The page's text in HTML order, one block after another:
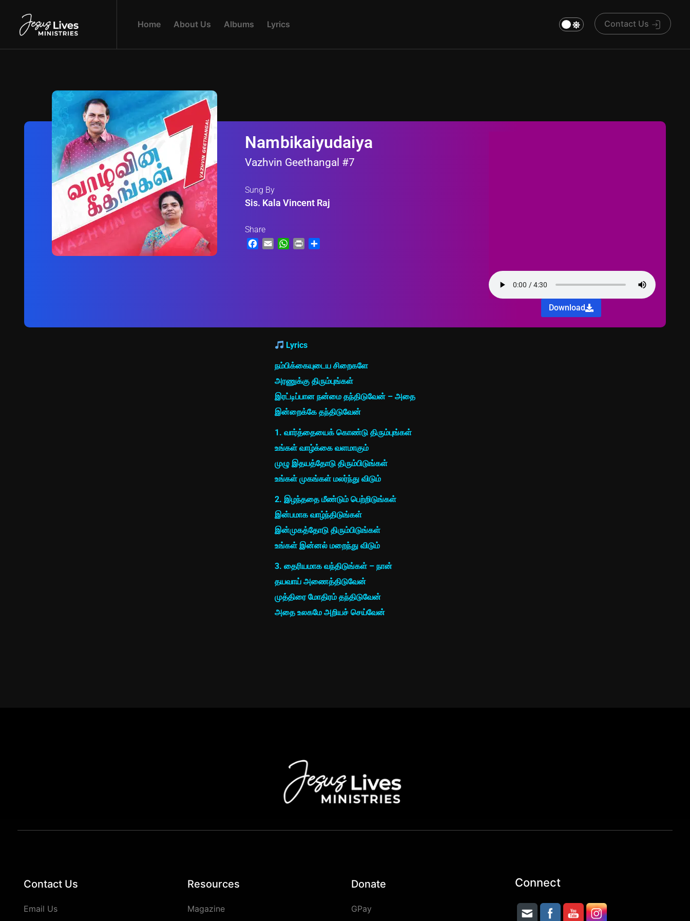
HOME ABOUT US ALBUMS LYRICS Contact Us
Nambikaiyudaiya
Vazhvin Geethangal #7
Sung By
Sis. Kala Vincent Raj
Share
Facebook
Email WhatsApp
Print
Download
Lyrics
நம்பிக்கையுடைய சிறைகளே
அரணுக்கு திரும்புங்கள்
இரட்டிப்பான நன்மை தந்திடுவேன் – அதை
இன்றைக்கே தந்திடுவேன்
1. வார்த்தையைக் கொண்டு திரும்புங்கள்
உங்கள் வாழ்க்கை வளமாகும்
முழு இதயத்தோடு திரும்பிடுங்கள்
உங்கள் முகங்கள் மலர்ந்து விடும்
2. இழந்ததை மீண்டும் பெற்றிடுங்கள்
இன்பமாக வாழ்ந்திடுங்கள்
இன்முகத்தோடு திரும்பிடுங்கள்
உங்கள் இன்னல் மறைந்து விடும்
3. தைரியமாக வந்திடுங்கள் – நான்
தயவாய் அணைத்திடுவேன்
முத்திரை மோதிரம் தந்திடுவேன்
அதை உலகமே அறியச் செய்வேன்
Contact Us
Email Us
Resources
Magazine
Donate
GPay
Connect